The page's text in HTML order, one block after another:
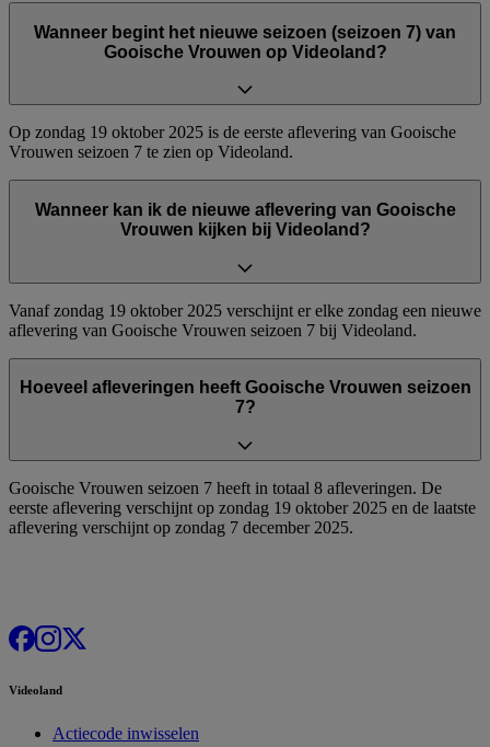
Wanneer begint het nieuwe seizoen (seizoen 7) van
Gooische Vrouwen op Videoland?
Op zondag 19 oktober 2025 is de eerste aflevering van Gooische
Vrouwen seizoen 7 te zien op Videoland.
Wanneer kan ik de nieuwe aflevering van Gooische
Vrouwen kijken bij Videoland?
Vanaf zondag 19 oktober 2025 verschijnt er elke zondag een nieuwe
aflevering van Gooische Vrouwen seizoen 7 bij Videoland.
Hoeveel afleveringen heeft Gooische Vrouwen seizoen
7?
Gooische Vrouwen seizoen 7 heeft in totaal 8 afleveringen. De
eerste aflevering verschijnt op zondag 19 oktober 2025 en de laatste
aflevering verschijnt op zondag 7 december 2025.
Videoland
Actiecode inwisselen